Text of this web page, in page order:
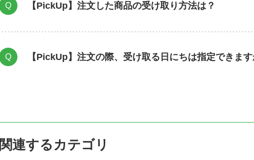
Q 【PickUp】注文した商品の受け取り方法は？
Q 【PickUp】注文の際、受け取る日にちは指定できます
関連するカテゴリ